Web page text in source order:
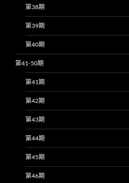
第38期
第39期
第40期
第41-50期
第41期
第42期
第43期
第44期
第45期
第46期